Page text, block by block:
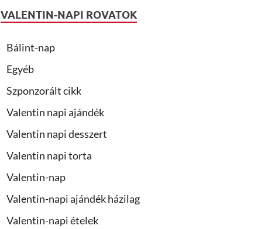
VALENTIN-NAPI ROVATOK
Bálint-nap
Egyéb
Szponzorált cikk
Valentin napi ajándék
Valentin napi desszert
Valentin napi torta
Valentin-nap
Valentin-napi ajándék házilag
Valentin-napi ételek